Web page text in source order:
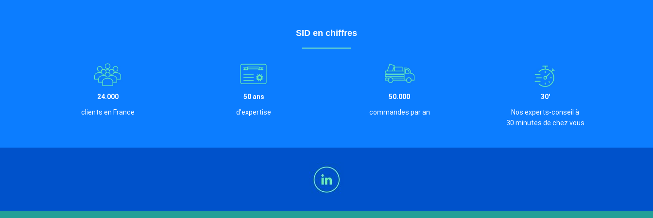
SID en chiffres
24.000
clients en France
50 ans
d'expertise
50.000
commandes par an
30'
Nos experts-conseil à
30 minutes de chez vous